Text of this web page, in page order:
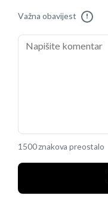
Važna obavijest !
1500 znakova preostalo